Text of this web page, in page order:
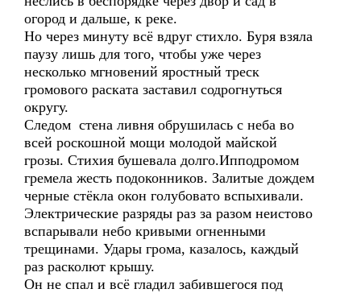
огород и дальше, к реке.
Но через минуту всё вдруг стихло. Буря взяла
паузу лишь для того, чтобы уже через
несколько мгновений яростный треск
громового раската заставил содрогнуться
округу.
Следом стена ливня обрушилась с неба во
всей роскошной мощи молодой майской
грозы. Стихия бушевала долго.Ипподромом
гремела жесть подоконников. Залитые дождем
черные стёкла окон голубовато вспыхивали.
Электрические разряды раз за разом неистово
вспарывали небо кривыми огненными
трещинами. Удары грома, казалось, каждый
раз расколют крышу.
Он не спал и всё гладил забившегося под